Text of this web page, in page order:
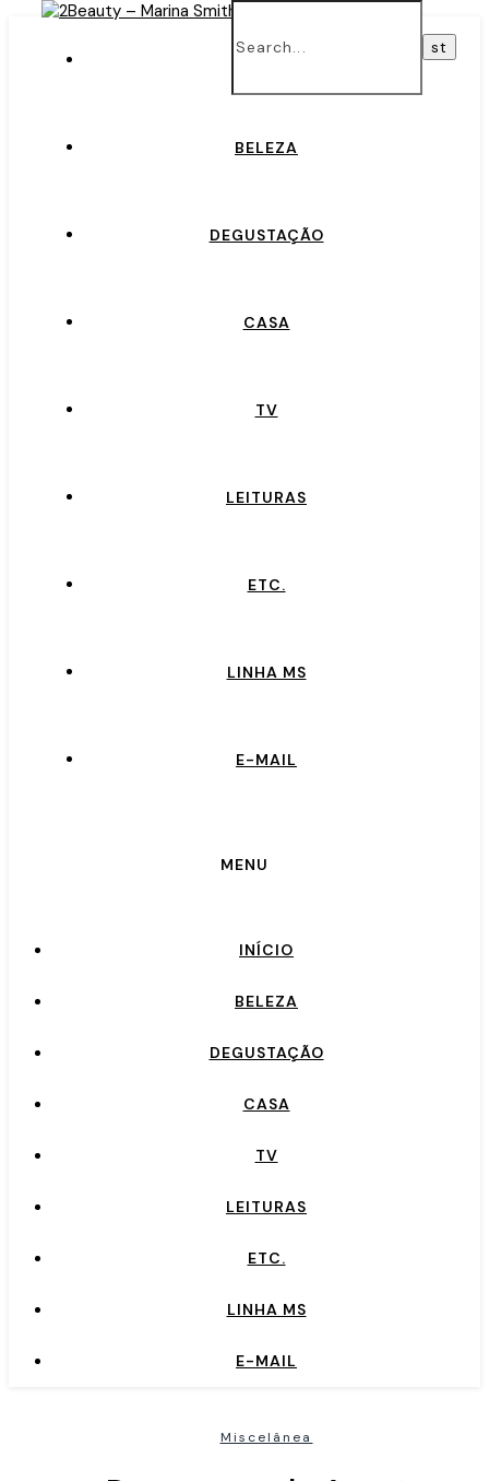
BELEZA
DEGUSTAÇÃO
CASA
TV
LEITURAS
ETC.
LINHA MS
E-MAIL
MENU
INÍCIO
BELEZA
DEGUSTAÇÃO
CASA
TV
LEITURAS
ETC.
LINHA MS
E-MAIL
Miscelânea